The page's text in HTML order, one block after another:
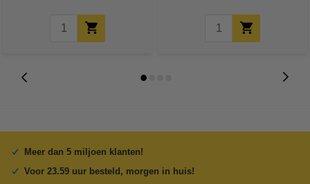
Meer dan 5 miljoen klanten!
Voor 23.59 uur besteld, morgen in huis!